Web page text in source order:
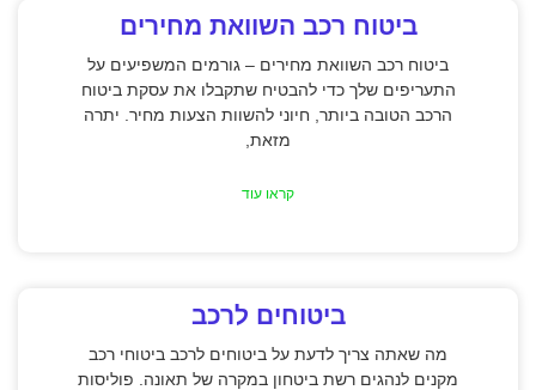
ביטוח רכב השוואת מחירים
ביטוח רכב השוואת מחירים – גורמים המשפיעים על
התעריפים שלך כדי להבטיח שתקבלו את עסקת ביטוח
הרכב הטובה ביותר, חיוני להשוות הצעות מחיר. יתרה
מזאת,
קראו עוד
ביטוחים לרכב
מה שאתה צריך לדעת על ביטוחים לרכב ביטוחי רכב
מקנים לנהגים רשת ביטחון במקרה של תאונה. פוליסות